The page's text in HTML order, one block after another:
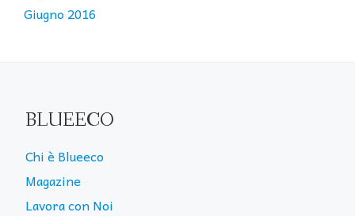
Giugno 2016
BLUEECO
Chi è Blueeco
Magazine
Lavora con Noi